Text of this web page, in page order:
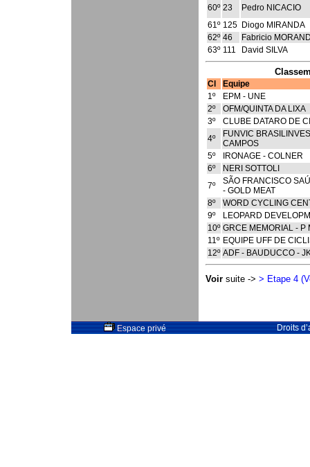
60º 23
Pedro NICACIO
61º 125 Diogo MIRANDA
62º 46
Fabricio
63º 111 David SILVA
Cl
Equipe
1º
EPM - UNE
2º
OFM/QUINTA DA LIXA
3º
CLUBE DATARO DE
4º
FUNVIC
CAMPOS
5º
IRONAGE - COLNER
6º
NERI SOTTOLI
7º
SÃO FRANCISCO
- GOLD MEAT
8º
WORD CYCLING
9º
LEOPARD
10º GRCE MEMORIAL - P
11º EQUIPE UFF DE
12º ADF - BAUDUCCO -
Voir suite -> > Etape 4
Espace privé Droits